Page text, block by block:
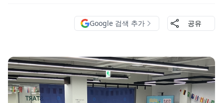
Google 검색 추가 공유